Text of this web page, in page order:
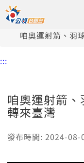
中央內容區塊
頭頁
咱奧運射箭、羽
:::
咱奧運射箭
轉來臺灣
發布時間: 2024-08-